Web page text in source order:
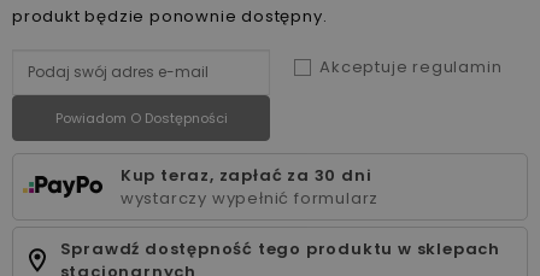
produkt będzie ponownie dostępny.
Akceptuje regulamin
Powiadom O Dostępności
Kup teraz, zapłać za 30 dni
wystarczy wypełnić formularz
Sprawdź dostępność tego produktu w sklepach